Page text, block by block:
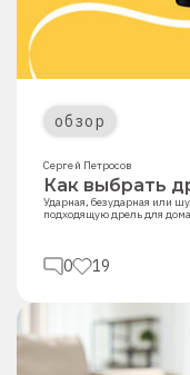
обзор
Сергей Петросов
Как выбрать
Ударная, безударная или
подходящую дрель для дома
0 19